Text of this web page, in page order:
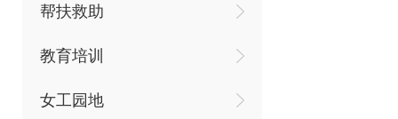
帮扶救助
教育培训
女工园地